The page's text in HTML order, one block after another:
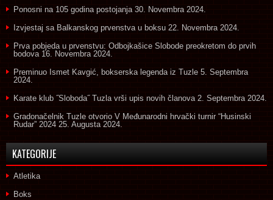
Ponosni na 105 godina postojanja 30. Novembra 2024.
Izvjestaj sa Balkanskog prvenstva u boksu 22. Novembra 2024.
Prva pobjeda u prvenstvu: Odbojkašice Slobode preokretom do prvih
bodova 16. Novembra 2024.
Preminuo Ismet Kavgić, bokserska legenda iz Tuzle 5. Septembra
2024.
Karate klub ˝Sloboda˝ Tuzla vrši upis novih članova 2. Septembra 2024.
Gradonačelnik Tuzle otvorio V Međunarodni hrvački turnir “Husinski
Rudar” 2024 25. Augusta 2024.
KATEGORIJE
Atletika
Boks